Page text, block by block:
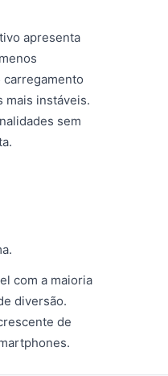
apresenta
carregamento
mais instáveis.
sem
com a maioria
diversão.
de